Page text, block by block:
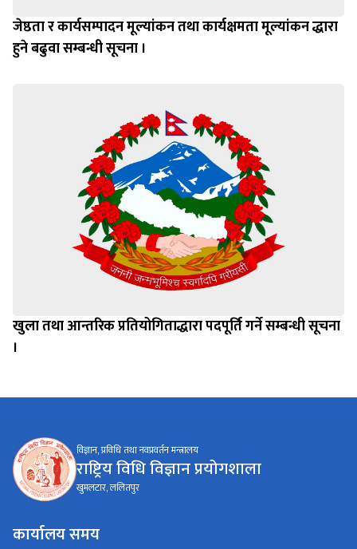
जेष्ठता र कार्यसम्पादन मूल्यांकन तथा कार्यक्षमता मूल्यांकन द्धारा
हुने बढुवा सम्बन्धी सूचना ।
खुला तथा आन्तरिक प्रतियोगिताद्धारा पदपूर्ति गर्ने सम्बन्धी सूचना
।
विज्ञान, प्रविधि तथा नवप्रवर्तन मन्त्रालय
राष्ट्रिय विधि विज्ञान प्रयोगशाला
खुमलटार, ललितपुर
कार्यालय समय